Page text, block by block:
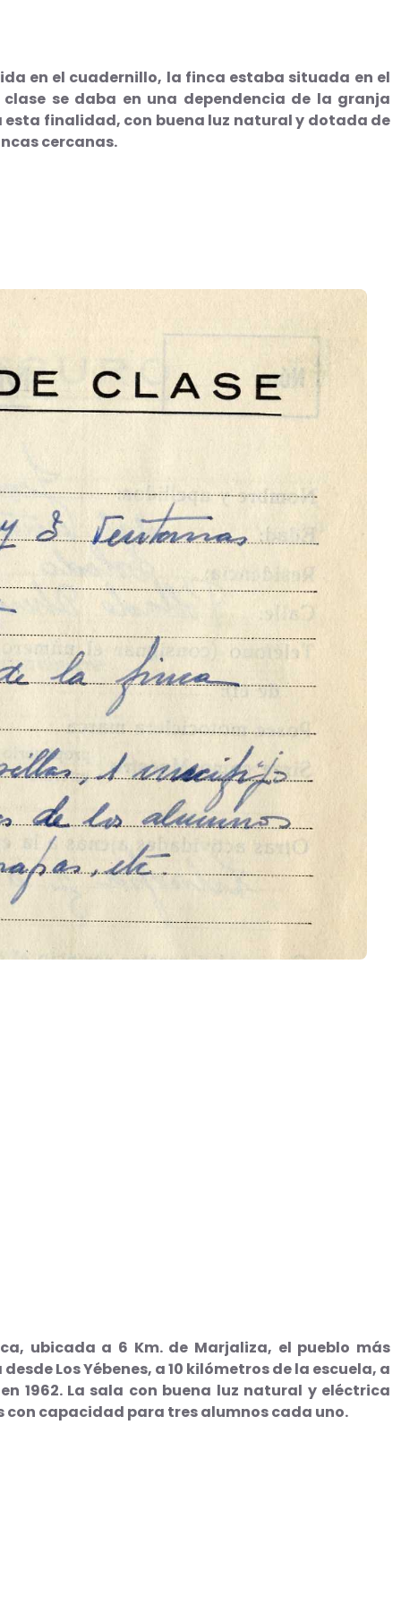
en el cuadernillo, la finca estaba situada en el
se daba en una dependencia de la granja
finalidad, con buena luz natural y dotada de
cercanas.
ubicada a 6 Km. de Marjaliza, el pueblo más
Los Yébenes, a 10 kilómetros de la escuela, a
1962. La sala con buena luz natural y eléctrica
capacidad para tres alumnos cada uno.